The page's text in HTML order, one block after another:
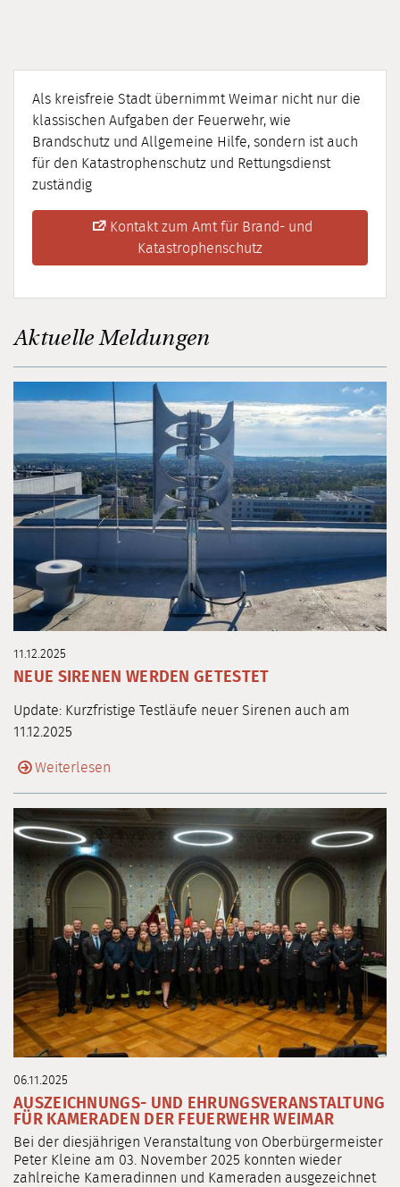
Als kreisfreie Stadt übernimmt Weimar nicht nur die
klassischen Aufgaben der Feuerwehr, wie
Brandschutz und Allgemeine Hilfe, sondern ist auch
für den Katastrophenschutz und Rettungsdienst
zuständig
Kontakt zum Amt für Brand- und
Katastrophenschutz
Aktuelle Meldungen
11.12.2025
NEUE SIRENEN WERDEN GETESTET
Update: Kurzfristige Testläufe neuer Sirenen auch am
11.12.2025
Weiterlesen
06.11.2025
AUSZEICHNUNGS- UND EHRUNGSVERANSTALTUNG
FÜR KAMERADEN DER FEUERWEHR WEIMAR
Bei der diesjährigen Veranstaltung von Oberbürgermeister
Peter Kleine am 03. November 2025 konnten wieder
zahlreiche Kameradinnen und Kameraden ausgezeichnet